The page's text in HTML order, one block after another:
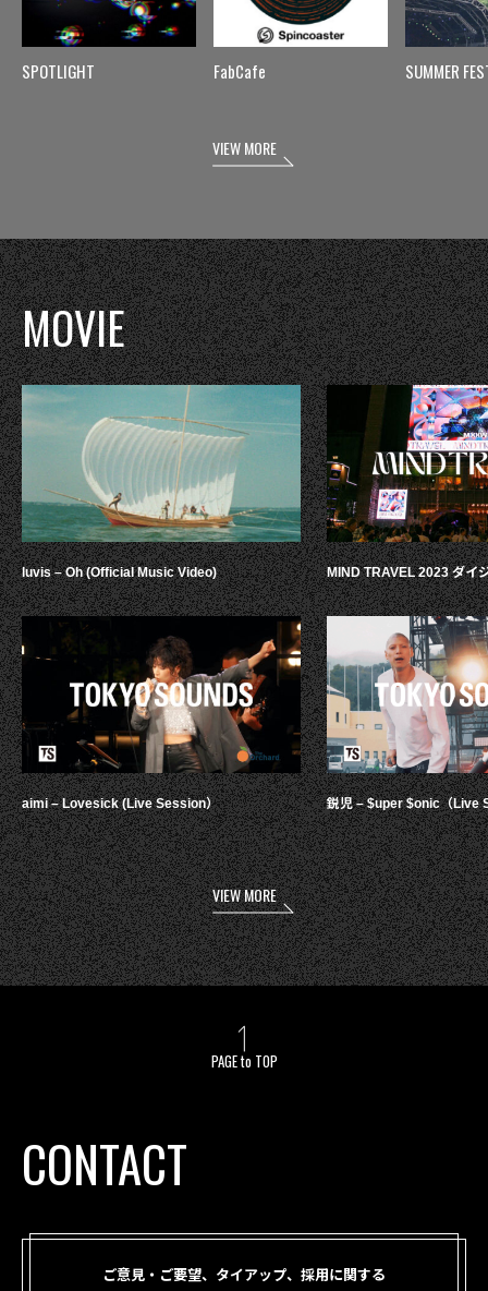
SPOTLIGHT FabCafe SUMMER
VIEW MORE
MOVIE
luvis – Oh (Official Music Video)
aimi – Lovesick (Live Session）
MIND TRAVEL 2023 ダイ
鋭児 – $uper $onic（Live
VIEW MORE
PAGE to TOP
CONTACT
ご意見・ご要望、タイアップ、採用に関する